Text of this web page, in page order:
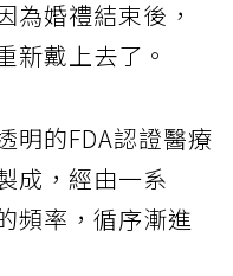
為婚禮結束後，
新戴上去了。
明的FDA認證醫療
成，經由一系
頻率，循序漸進